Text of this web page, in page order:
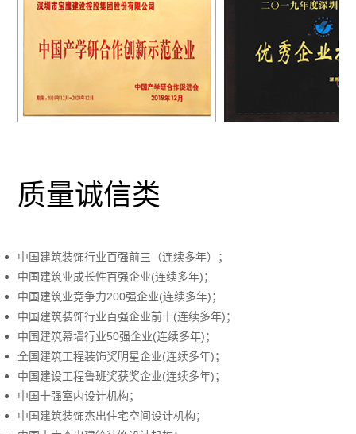
质量诚信类
中国建筑装饰行业百强前三（连续多年）；
中国建筑业成长性百强企业(连续多年)；
中国建筑业竞争力200强企业(连续多年)；
中国建筑装饰行业百强企业前十(连续多年)；
中国建筑幕墙行业50强企业(连续多年)；
全国建筑工程装饰奖明星企业(连续多年)；
中国建设工程鲁班奖获奖企业(连续多年)；
中国十强室内设计机构；
中国建筑装饰杰出住宅空间设计机构；